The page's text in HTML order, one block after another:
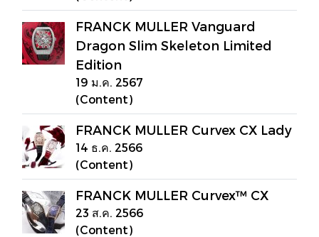
FRANCK MULLER Vanguard
Dragon Slim Skeleton Limited
Edition
19 ม.ค. 2567
(Content)
FRANCK MULLER Curvex CX Lady
14 ธ.ค. 2566
(Content)
FRANCK MULLER Curvex™ CX
23 ส.ค. 2566
(Content)